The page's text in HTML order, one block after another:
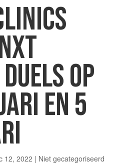
OP
EN 5
12, 2022 | Niet gecategoriseerd